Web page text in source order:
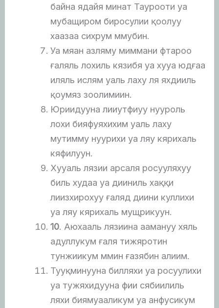
байна ядайя минат Таурооти уа
мубащиром биросулии қоолуу
хаазаа сихрум ммубин.
Уа мяан азляму миммани фтароо
ғаляль лохиль кязибя уа хууа юдғаа
иляль ислям уаль лаху ля яхдииль
қоумяз зоолимиин.
Юриидууна лииутфиуу нууроль
лохи бияфуяхихим уаль лаху
мутимму нуурихи уа ляу кярихаль
кяфилуун.
Хууаль лязии арсаля росууляхуу
биль худаа уа дииниль хаққи
лиизхирохуу ғаляд диини куллихи
уа ляу кярихаль мущрикуун.
10. Аюхааль лязиина аамануу хяль
адуллукум ғаля тижяротин
тунжиикум ммин ғазябин алиим.
Тууқминууна билляхи уа росуулихи
уа тужяхидууна фии сябиилиль
ляхи биямуааликум уа анфусикум